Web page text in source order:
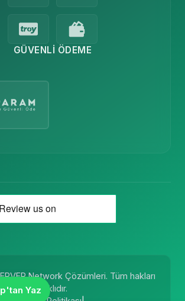
GÜVENLI ÖDEME
Network Çözümleri. Tüm hakları
saklıdır.
Yaz